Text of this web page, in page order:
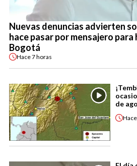
Nuevas denuncias advierten
hace pasar por mensajero
Bogotá
Hace7 horas
de
Hace